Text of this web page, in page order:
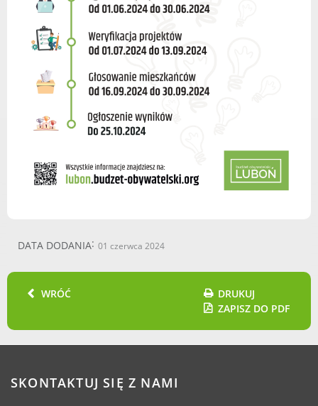
DATA DODANIA 01 czerwca 2024
WRÓĆ
DRUKUJ
ZAPISZ DO PDF
SKONTAKTUJ SIĘ Z NAMI